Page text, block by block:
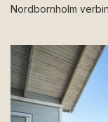
Nordbornholm